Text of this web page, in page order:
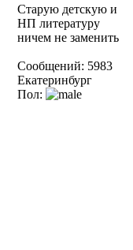
Старую детскую и
НП литературу
ничем не заменить
Сообщений: 5983
Екатеринбург
Пол: